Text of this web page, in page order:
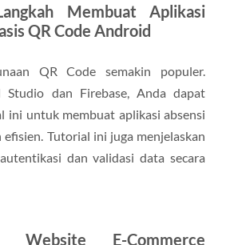
Membuat Aplikasi
QR Code Android
QR Code semakin populer.
Studio dan Firebase, Anda dapat
ini untuk membuat aplikasi absensi
efisien. Tutorial ini juga menjelaskan
dan validasi data secara
E-Commerce